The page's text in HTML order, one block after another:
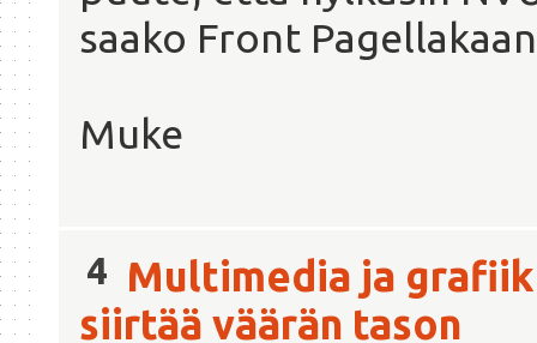
saako Front
Muke
4 Multimedia ja
siirtää väärän tason